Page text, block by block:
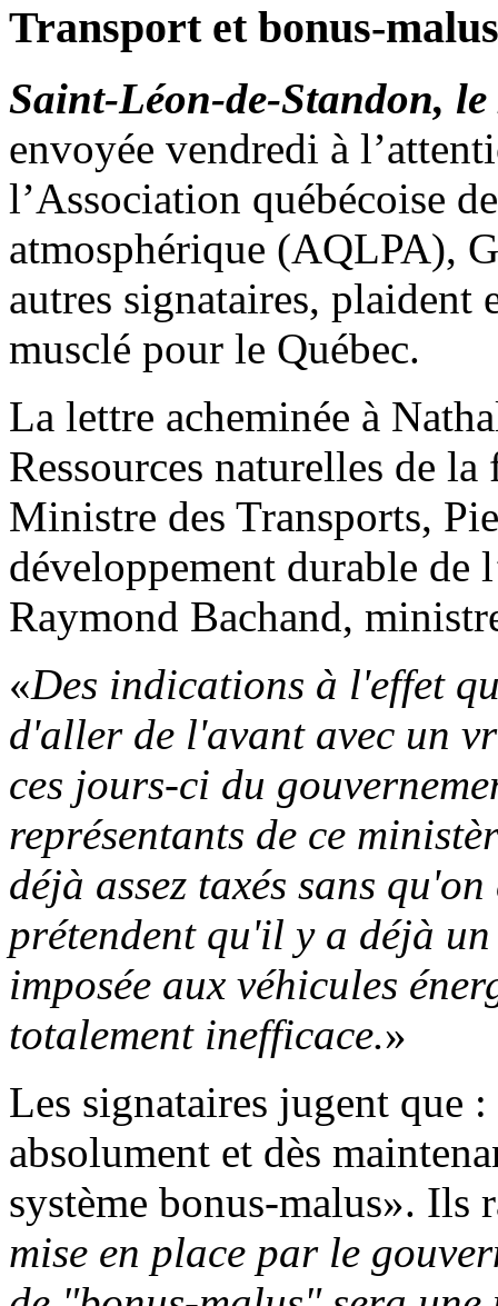
Transport et bonus-
Saint-Léon-de-Standon,
envoyée vendredi à
l’Association québécoise
atmosphérique (AQLPA),
autres signataires, plaident
musclé pour le Québec.
La lettre acheminée à
Ressources naturelles de
Ministre des Transports,
développement durable de
Raymond Bachand,
«Des indications à l'effet
d'aller de l'avant avec un
ces jours-ci du
représentants de ce
déjà assez taxés sans
prétendent qu'il y a déjà
imposée aux véhicules
totalement inefficace.»
Les signataires jugent que
absolument et dès
système bonus-malus». Ils
mise en place par le